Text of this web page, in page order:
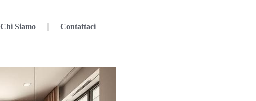
Chi Siamo Contattaci